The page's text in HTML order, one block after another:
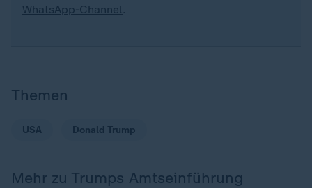
WhatsApp-Channel.
Themen
USA Donald Trump
Mehr zu Trumps Amtseinführung